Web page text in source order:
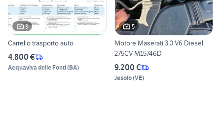
3
Carrello trasporto auto
4.800 €
Acquaviva delle Fonti(BA)
5
Motore Maserati 3.0 V6 Diesel
275CV M15746D
9.200 €
Jesolo(VE)